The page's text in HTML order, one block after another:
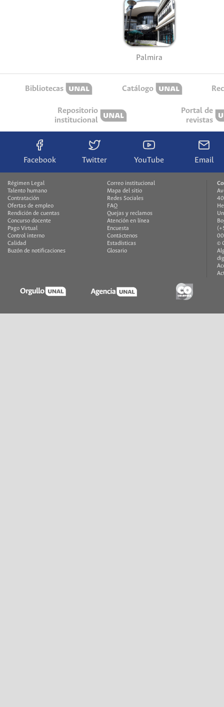
Palmira
Bibliotecas Catálogo
Repositorio
institucional
Portal de
revistas
Facebook Twitter YouTube Email
Régimen Legal
Talento humano
Contratación
Ofertas de empleo
Rendición de cuentas
Concurso docente
Pago Virtual
Control interno
Calidad
Buzón de notificaciones
Correo institucional
Mapa del sitio
Redes Sociales
FAQ
Quejas y reclamos
Atención en línea
Encuesta
Contáctenos
Estadísticas
Glosario
©